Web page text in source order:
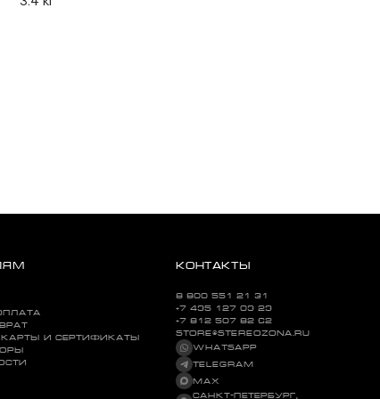
И СЕРТИФИКАТЫ
КОНТАКТЫ
8 800 551 21 31
+7 495 127 09 29
+7 812 507 82 62
STORE@STEREOZONA.RU
WHATSAPP
TELEGRAM
MAX
САНКТ-ПЕТЕРБУРГ,